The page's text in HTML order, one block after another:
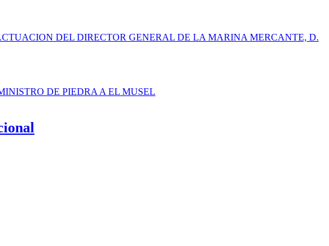
DEL DIRECTOR GENERAL DE LA MARINA MERCANTE, D.
DE PIEDRA A EL MUSEL